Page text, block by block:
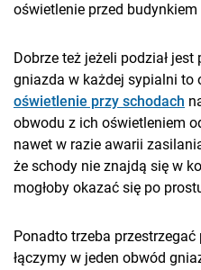
oświetlenie przed budynkiem
Dobrze też jeżeli podział
gniazda w każdej sypialni to
oświetlenie przy schodach
obwodu z ich oświetleniem
nawet w razie awarii
że schody nie znajdą się w
mogłoby okazać się po
Ponadto trzeba
łączymy w jeden obwód